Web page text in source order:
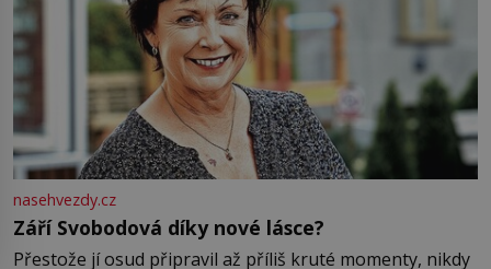
nasehvezdy.cz
Září Svobodová díky nové lásce?
Přestože jí osud připravil až příliš kruté momenty, nikdy